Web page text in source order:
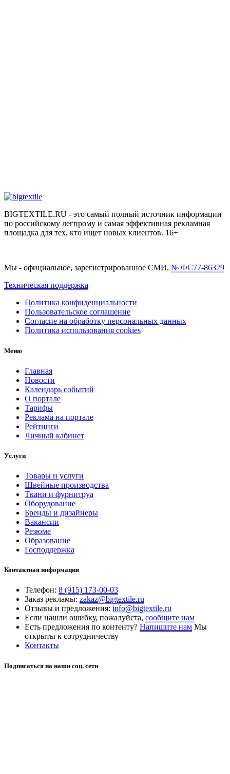
BIGTEXTILE.RU - это самый полный источник информации
по российскому легпрому и самая эффективная рекламная
площадка для тех, кто ищет новых клиентов. 16+
Мы - официальное, зарегистрированное СМИ, № ФС77-86329
Техническая поддержка
Политика конфиденциальности
Пользовательское соглашение
Согласие на обработку персональных данных
Политика использования cookies
Меню
Главная
Новости
Календарь событий
О портале
Тарифы
Реклама на портале
Рейтинги
Личный кабинет
Услуги
Товары и услуги
Швейные производства
Ткани и фурнитруа
Оборудование
Бренды и дизайнеры
Вакансии
Резюме
Образование
Господдержка
Контактная информация
Телефон: 8 (915) 173-00-03
Заказ рекламы: zakaz@bigtextile.ru
Отзывы и предложения: info@bigtextile.ru
Если нашли ошибку, пожалуйста, сообщите нам
Есть предложения по контенту? Напишите нам Мы
открыты к сотрудничеству
Контакты
Подписаться на наши соц. сети